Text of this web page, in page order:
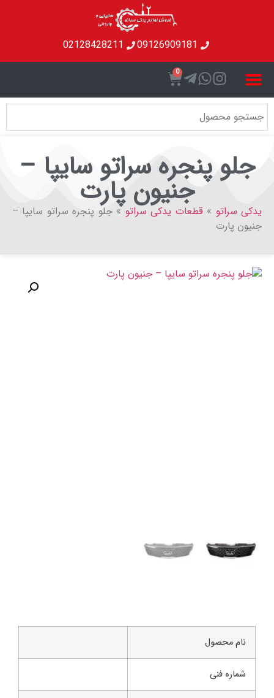
09126909181
02128428211
0
پنجره سراتو سایپا –
جنیون پارت
» قطعات یدکی سراتو» جلو پنجره سراتو سایپا –
محصول